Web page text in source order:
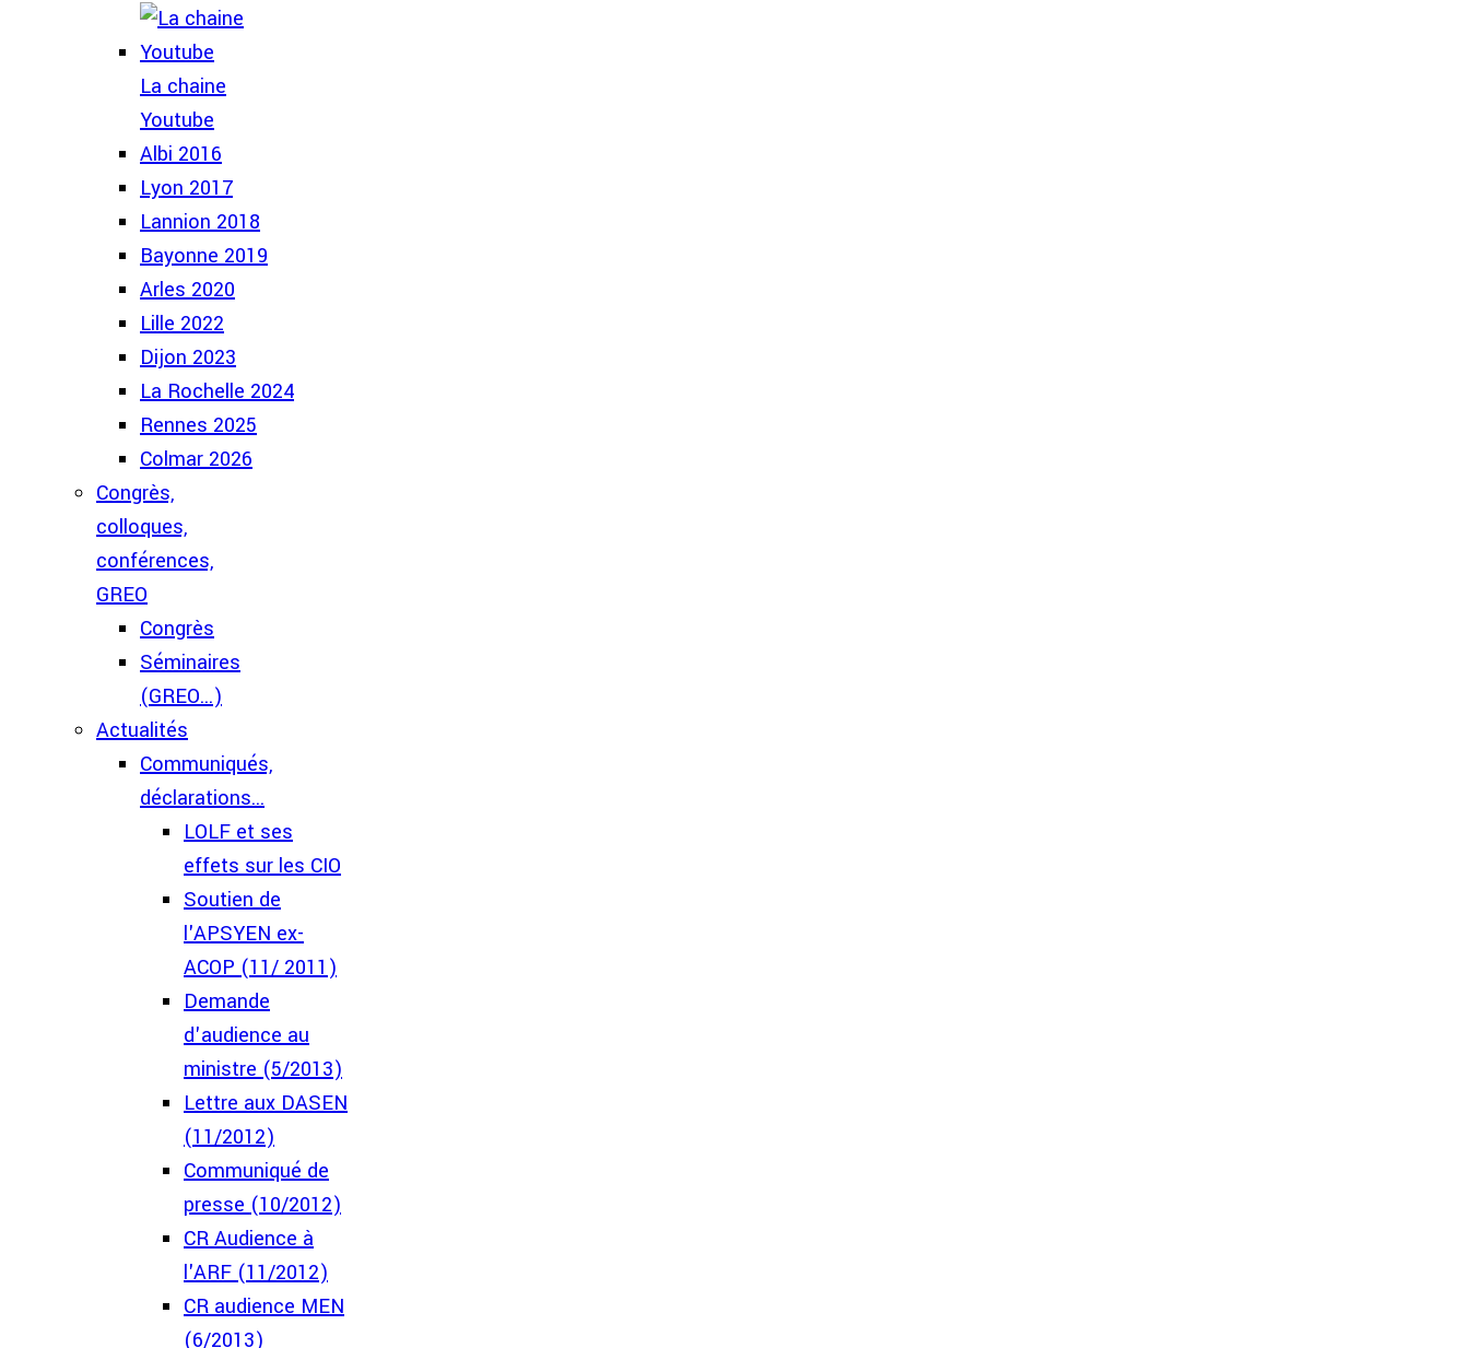
La chaine
Youtube
Albi 2016
Lyon 2017
Lannion 2018
Bayonne 2019
Arles 2020
Lille 2022
Dijon 2023
La Rochelle 2024
Rennes 2025
Colmar 2026
Congrès,
colloques,
conférences,
GREO
Congrès
Séminaires
(GREO...)
Actualités
Communiqués,
déclarations...
LOLF et ses
effets sur les CIO
Soutien de
l'APSYEN ex-
ACOP (11/ 2011)
Demande
d'audience au
ministre (5/2013)
Lettre aux DASEN
(11/2012)
Communiqué de
presse (10/2012)
CR Audience à
l'ARF (11/2012)
CR audience MEN
(6/2013)